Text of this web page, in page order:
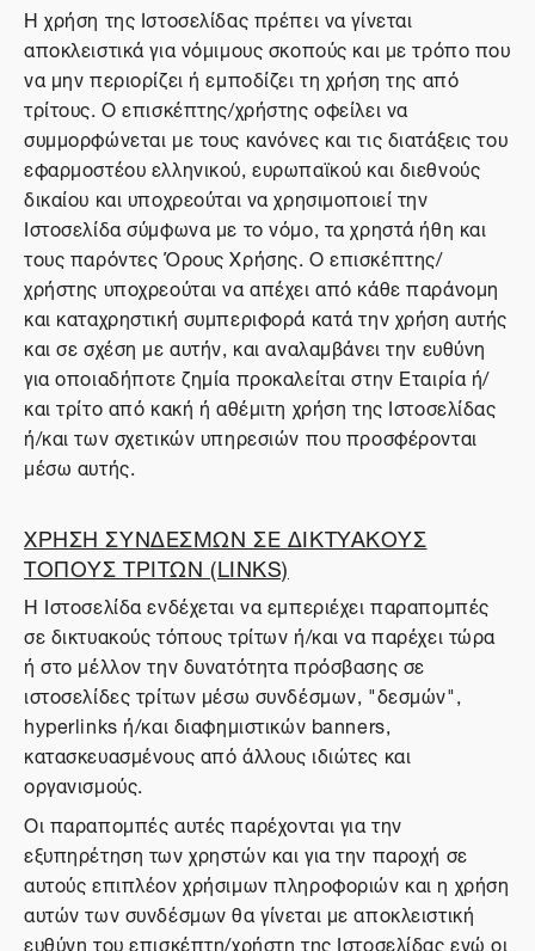
Η χρήση της Ιστοσελίδας πρέπει να γίνεται
αποκλειστικά για νόμιμους σκοπούς και με τρόπο που
να μην περιορίζει ή εμποδίζει τη χρήση της από
τρίτους. Ο επισκέπτης/χρήστης οφείλει να
συμμορφώνεται με τους κανόνες και τις διατάξεις του
εφαρμοστέου ελληνικού, ευρωπαϊκού και διεθνούς
δικαίου και υποχρεούται να χρησιμοποιεί την
Ιστοσελίδα σύμφωνα με το νόμο, τα χρηστά ήθη και
τους παρόντες Όρους Χρήσης. Ο επισκέπτης/
χρήστης υποχρεούται να απέχει από κάθε παράνομη
και καταχρηστική συμπεριφορά κατά την χρήση αυτής
και σε σχέση με αυτήν, και αναλαμβάνει την ευθύνη
για οποιαδήποτε ζημία προκαλείται στην Εταιρία ή/
και τρίτο από κακή ή αθέμιτη χρήση της Ιστοσελίδας
ή/και των σχετικών υπηρεσιών που προσφέρονται
μέσω αυτής.
ΧΡΗΣΗ ΣΥΝΔΕΣΜΩΝ ΣΕ ΔΙΚΤΥΑΚΟΥΣ
ΤΟΠΟΥΣ ΤΡΙΤΩΝ (LINKS)
Η Ιστοσελίδα ενδέχεται να εμπεριέχει παραπομπές
σε δικτυακούς τόπους τρίτων ή/και να παρέχει τώρα
ή στο μέλλον την δυνατότητα πρόσβασης σε
ιστοσελίδες τρίτων μέσω συνδέσμων, "δεσμών",
hyperlinks ή/και διαφημιστικών banners,
κατασκευασμένους από άλλους ιδιώτες και
οργανισμούς.
Οι παραπομπές αυτές παρέχονται για την
εξυπηρέτηση των χρηστών και για την παροχή σε
αυτούς επιπλέον χρήσιμων πληροφοριών και η χρήση
αυτών των συνδέσμων θα γίνεται με αποκλειστική
ευθύνη του επισκέπτη/χρήστη της Ιστοσελίδας ενώ οι